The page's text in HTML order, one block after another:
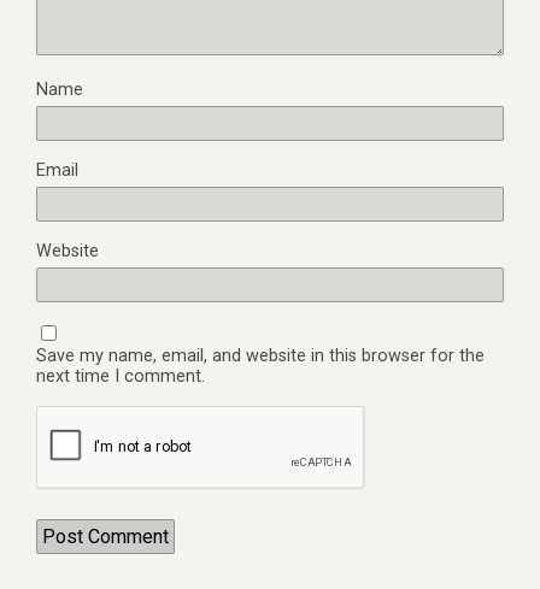
Name
Email
Website
Save my name, email, and website in this browser for the
next time I comment.